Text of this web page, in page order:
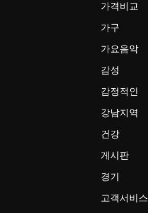
가격비교
가구
가요음악
감성
감정적인
강남지역
건강
게시판
경기
고객서비스